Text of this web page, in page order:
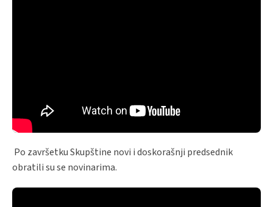
Po završetku Skupštine novi i doskorašnji predsednik
obratili su se novinarima.